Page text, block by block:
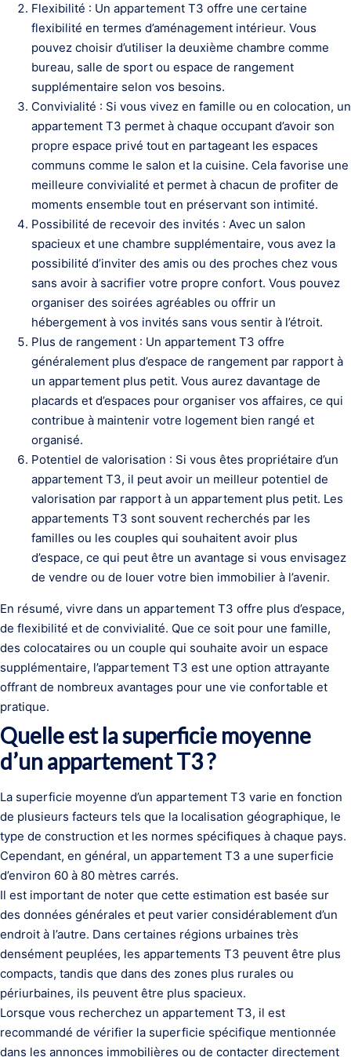
Flexibilité : Un appartement T3 offre une certaine
flexibilité en termes d’aménagement intérieur. Vous
pouvez choisir d’utiliser la deuxième chambre comme
bureau, salle de sport ou espace de rangement
supplémentaire selon vos besoins.
Convivialité : Si vous vivez en famille ou en colocation, un
appartement T3 permet à chaque occupant d’avoir son
propre espace privé tout en partageant les espaces
communs comme le salon et la cuisine. Cela favorise une
meilleure convivialité et permet à chacun de profiter de
moments ensemble tout en préservant son intimité.
Possibilité de recevoir des invités : Avec un salon
spacieux et une chambre supplémentaire, vous avez la
possibilité d’inviter des amis ou des proches chez vous
sans avoir à sacrifier votre propre confort. Vous pouvez
organiser des soirées agréables ou offrir un
hébergement à vos invités sans vous sentir à l’étroit.
Plus de rangement : Un appartement T3 offre
généralement plus d’espace de rangement par rapport à
un appartement plus petit. Vous aurez davantage de
placards et d’espaces pour organiser vos affaires, ce qui
contribue à maintenir votre logement bien rangé et
organisé.
Potentiel de valorisation : Si vous êtes propriétaire d’un
appartement T3, il peut avoir un meilleur potentiel de
valorisation par rapport à un appartement plus petit. Les
appartements T3 sont souvent recherchés par les
familles ou les couples qui souhaitent avoir plus
d’espace, ce qui peut être un avantage si vous envisagez
de vendre ou de louer votre bien immobilier à l’avenir.
En résumé, vivre dans un appartement T3 offre plus d’espace,
de flexibilité et de convivialité. Que ce soit pour une famille,
des colocataires ou un couple qui souhaite avoir un espace
supplémentaire, l’appartement T3 est une option attrayante
offrant de nombreux avantages pour une vie confortable et
pratique.
Quelle est la superficie moyenne
d’un appartement T3 ?
La superficie moyenne d’un appartement T3 varie en fonction
de plusieurs facteurs tels que la localisation géographique, le
type de construction et les normes spécifiques à chaque pays.
Cependant, en général, un appartement T3 a une superficie
d’environ 60 à 80 mètres carrés.
Il est important de noter que cette estimation est basée sur
des données générales et peut varier considérablement d’un
endroit à l’autre. Dans certaines régions urbaines très
densément peuplées, les appartements T3 peuvent être plus
compacts, tandis que dans des zones plus rurales ou
périurbaines, ils peuvent être plus spacieux.
Lorsque vous recherchez un appartement T3, il est
recommandé de vérifier la superficie spécifique mentionnée
dans les annonces immobilières ou de contacter directement